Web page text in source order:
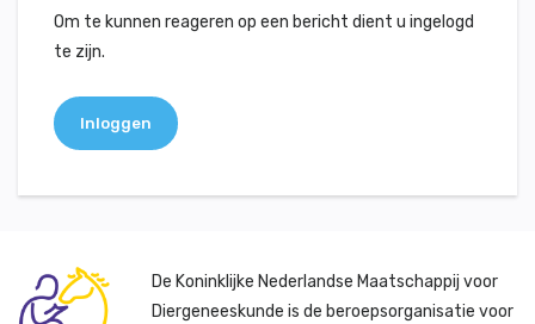
Om te kunnen reageren op een bericht dient u ingelogd
te zijn.
Inloggen
De Koninklijke Nederlandse Maatschappij voor
Diergeneeskunde is de beroepsorganisatie voor